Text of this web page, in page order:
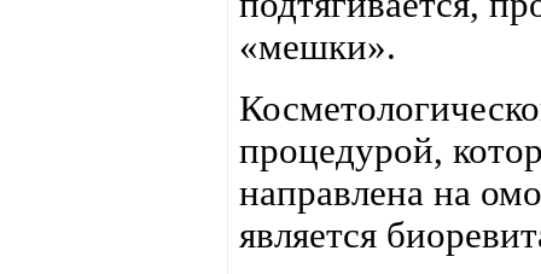
«мешки».
процедурой,
направлена на
является